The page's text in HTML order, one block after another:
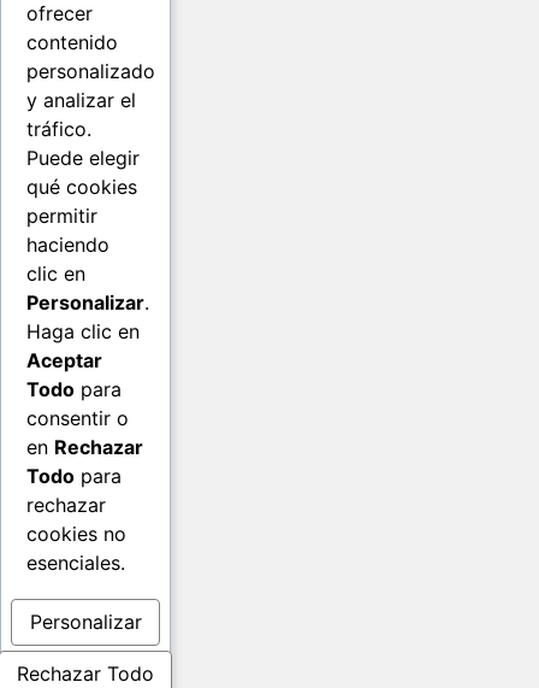
ofrecer
contenido
personalizado
y analizar el
tráfico.
Puede elegir
qué cookies
permitir
haciendo
clic en
Personalizar.
Haga clic en
Aceptar
Todo para
consentir o
en Rechazar
Todo para
rechazar
cookies no
esenciales.
Personalizar
Rechazar Todo